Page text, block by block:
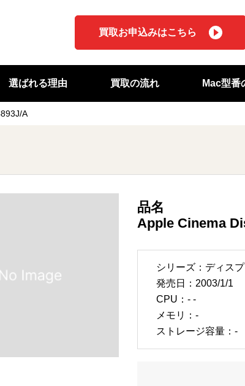
買取お申込みはこちら
選ばれる理由 買取の流れ Mac型番
A
品名
Apple Cinema
シリーズ：ディス
発売日：2003/1/1
CPU：- -
メモリ：-
ストレージ容量：-